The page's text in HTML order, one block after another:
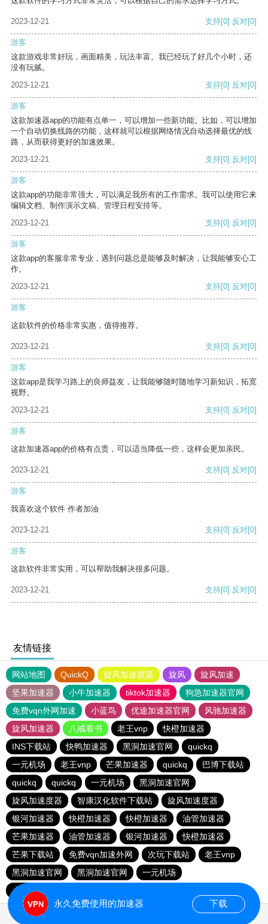
2023-12-21 支持[0] 反对[0]
游客
这款游戏非常好玩，画面精美，玩法丰富。我已经玩了好几个小时，还
没有玩腻。
2023-12-21
支持[0] 反对[0]
游客
这款加速器app的功能有点单一，可以增加一些新功能。比如，可以增加
一个自动切换线路的功能，这样就可以根据网络情况自动选择最优的线
路，从而获得更好的加速效果。
2023-12-21
支持[0] 反对[0]
游客
这款app的功能非常强大，可以满足我所有的工作需求。我可以使用它来
编辑文档、制作演示文稿、管理日程安排等。
2023-12-21
支持[0] 反对[0]
游客
这款app的客服非常专业，遇到问题总是能够及时解决，让我能够安心工
作。
2023-12-21
支持[0] 反对[0]
游客
这款软件的价格非常实惠，值得推荐。
2023-12-21 支持[0] 反对[0]
游客
这款app是我学习路上的良师益友，让我能够随时随地学习新知识，拓宽
视野。
2023-12-21
支持[0] 反对[0]
游客
这款加速器app的价格有点贵，可以适当降低一些，这样会更加亲民。
2023-12-21 支持[0] 反对[0]
游客
我喜欢这个软件 作者加油
2023-12-21 支持[0] 反对[0]
游客
这款软件非常实用，可以帮助我解决很多问题。
2023-12-21 支持[0] 反对[0]
友情链接
网站地图 QuickQ 旋风加速度器 旋风
旋风加速
坚果加速器
小牛加速器 tiktok加速器
狗急加速器官网
免费vqn外网加速
小蓝鸟 优途加速器官网
风驰加速器
旋风加速器
八戒看书 老王vnp
快橙加速器
INS下载站
快鸭加速器 黑洞加速官网
quickq
一元机场
老王vnp 芒果加速器 quickq
巴博下载站
quickq
quickq 一元机场
黑洞加速官网
旋风加速度器
智康汉化软件下载站
旋风加速度器
银河加速器
快橙加速器 快橙加速器
油管加速器
芒果加速器
油管加速器 银河加速器
快橙加速器
芒果下载站
免费vqn加速外网 次玩下载站
老王vnp
黑洞加速官网
黑洞加速官网
一元机场
小猫咪ciash加速器
永久免费使用的加速器 下载